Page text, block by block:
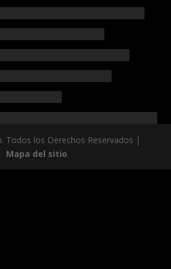
Todos los Derechos Reservados |
Mapa del sitio